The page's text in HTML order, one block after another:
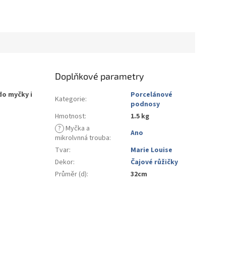
myčky i
Doplňkové parametry
Kategorie:
Porcelánové
podnosy
Hmotnost:
1.5 kg
? Myčka a
mikrolvnná trouba:
Ano
Tvar:
Marie Louise
Dekor:
Čajové růžičky
Průměr (d): 32cm